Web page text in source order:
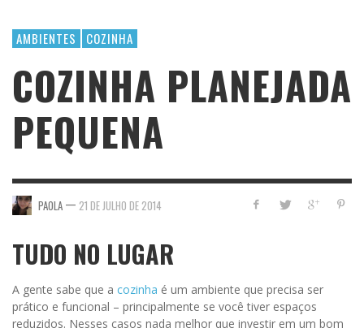
AMBIENTES COZINHA
COZINHA PLANEJADA
PEQUENA
PAOLA — 21 DE JULHO DE 2014
TUDO NO LUGAR
A gente sabe que a cozinha é um ambiente que precisa ser
prático e funcional – principalmente se você tiver espaços
reduzidos. Nesses casos nada melhor que investir em um bom